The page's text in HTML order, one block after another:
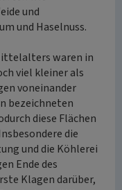
und
und Haselnuss.
waren in
viel kleiner als
voneinander
bezeichneten
diese Flächen
die
und die Köhlerei
Ende des
Klagen darüber,